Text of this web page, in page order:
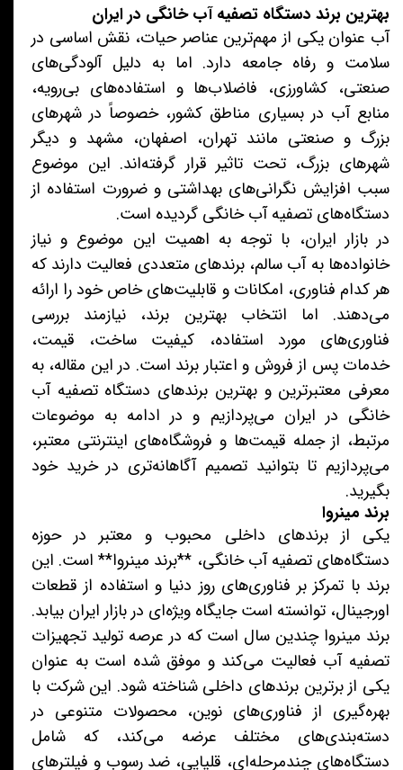
بهترین برند دستگاه تصفیه آب خانگی در ایران
آب عنوان یکی از مهم‌ترین عناصر حیات، نقش اساسی در
سلامت و رفاه جامعه دارد. اما به دلیل آلودگی‌های
صنعتی، کشاورزی، فاضلاب‌ها و استفاده‌های بی‌رویه،
منابع آب در بسیاری مناطق کشور، خصوصاً در شهرهای
بزرگ و صنعتی مانند تهران، اصفهان، مشهد و دیگر
شهرهای بزرگ، تحت تاثیر قرار گرفته‌اند. این موضوع
سبب افزایش نگرانی‌های بهداشتی و ضرورت استفاده از
دستگاه‌های تصفیه آب خانگی گردیده است.
در بازار ایران، با توجه به اهمیت این موضوع و نیاز
خانواده‌ها به آب سالم، برندهای متعددی فعالیت دارند که
هر کدام فناوری، امکانات و قابلیت‌های خاص خود را ارائه
می‌دهند. اما انتخاب بهترین برند، نیازمند بررسی
فناوری‌های مورد استفاده، کیفیت ساخت، قیمت،
خدمات پس از فروش و اعتبار برند است. در این مقاله، به
معرفی معتبرترین و بهترین برندهای دستگاه تصفیه آب
خانگی در ایران می‌پردازیم و در ادامه به موضوعات
مرتبط، از جمله قیمت‌ها و فروشگاه‌های اینترنتی معتبر،
می‌پردازیم تا بتوانید تصمیم آگاهانه‌تری در خرید خود
بگیرید.
برند مینروا
یکی از برندهای داخلی محبوب و معتبر در حوزه
دستگاه‌های تصفیه آب خانگی، **برند مینروا** است. این
برند با تمرکز بر فناوری‌های روز دنیا و استفاده از قطعات
اورجینال، توانسته است جایگاه ویژه‌ای در بازار ایران بیابد.
برند مینروا چندین سال است که در عرصه تولید تجهیزات
تصفیه آب فعالیت می‌کند و موفق شده است به عنوان
یکی از برترین برندهای داخلی شناخته شود. این شرکت با
بهره‌گیری از فناوری‌های نوین، محصولات متنوعی در
دسته‌بندی‌های مختلف عرضه می‌کند، که شامل
دستگاه‌های چندمرحله‌ای، قلیایی، ضد رسوب و فیلترهای